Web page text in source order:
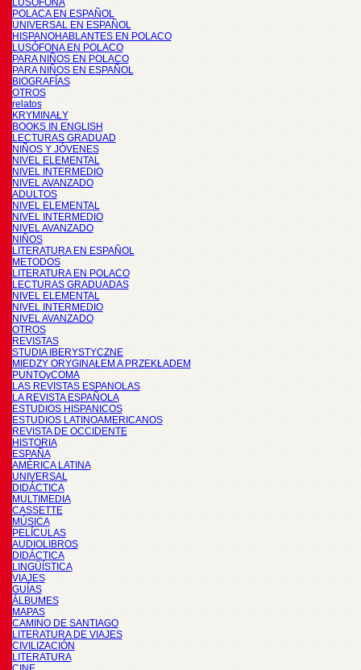
LUSÓFONA
POLACA EN ESPAÑOL
UNIVERSAL EN ESPAÑOL
HISPANOHABLANTES EN POLACO
LUSÓFONA EN POLACO
PARA NIÑOS EN POLACO
PARA NIÑOS EN ESPAÑOL
BIOGRAFÍAS
OTROS
relatos
KRYMINAŁY
BOOKS IN ENGLISH
LECTURAS GRADUAD
NIÑOS Y JÓVENES
NIVEL ELEMENTAL
NIVEL INTERMEDIO
NIVEL AVANZADO
ADULTOS
NIVEL ELEMENTAL
NIVEL INTERMEDIO
NIVEL AVANZADO
NIÑOS
LITERATURA EN ESPAÑOL
METODOS
LITERATURA EN POLACO
LECTURAS GRADUADAS
NIVEL ELEMENTAL
NIVEL INTERMEDIO
NIVEL AVANZADO
OTROS
REVISTAS
STUDIA IBERYSTYCZNE
MIĘDZY ORYGINAŁEM A PRZEKŁADEM
PUNTOyCOMA
LAS REVISTAS ESPANOLAS
LA REVISTA ESPAÑOLA
ESTUDIOS HISPANICOS
ESTUDIOS LATINOAMERICANOS
REVISTA DE OCCIDENTE
HISTORIA
ESPAÑA
AMÉRICA LATINA
UNIVERSAL
DIDÁCTICA
MULTIMEDIA
CASSETTE
MÚSICA
PELÍCULAS
AUDIOLIBROS
DIDÁCTICA
LINGÜÍSTICA
VIAJES
GUÍAS
ÁLBUMES
MAPAS
CAMINO DE SANTIAGO
LITERATURA DE VIAJES
CIVILIZACIÓN
LITERATURA